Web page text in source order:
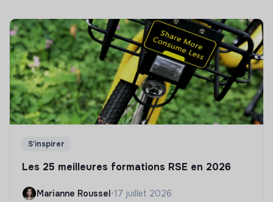
S'inspirer
Les 25 meilleures formations RSE en 2026
Marianne Roussel•17 juillet 2026